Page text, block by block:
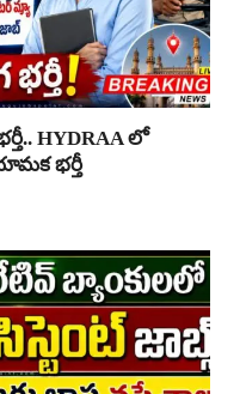
HYDRAA లో
భర్తీ